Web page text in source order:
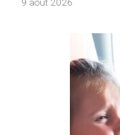
9 août 2026